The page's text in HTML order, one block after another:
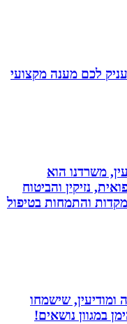
מענה מקצועי
הוא
והביטוח
והתמחות בטיפול
שישמחו
נושאים!